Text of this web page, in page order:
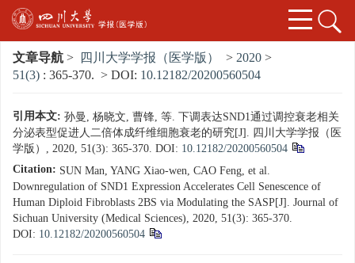
文章导航 > 四川大学学报（医学版） > 2020 >
51(3) : 365-370. > DOI: 10.12182/20200560504
引用本文: 孙曼, 杨晓文, 曹锋, 等. 下调表达SND1通过调控衰老相关
分泌表型促进人二倍体成纤维细胞衰老的研究[J]. 四川大学学报（医
学版）, 2020, 51(3): 365-370. DOI: 10.12182/20200560504
Citation: SUN Man, YANG Xiao-wen, CAO Feng, et al.
Downregulation of SND1 Expression Accelerates Cell Senescence of
Human Diploid Fibroblasts 2BS via Modulating the SASP[J]. Journal of
Sichuan University (Medical Sciences), 2020, 51(3): 365-370.
DOI: 10.12182/20200560504